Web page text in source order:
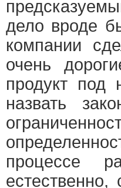
дело вроде
компании
очень
продукт под
назвать
процессе